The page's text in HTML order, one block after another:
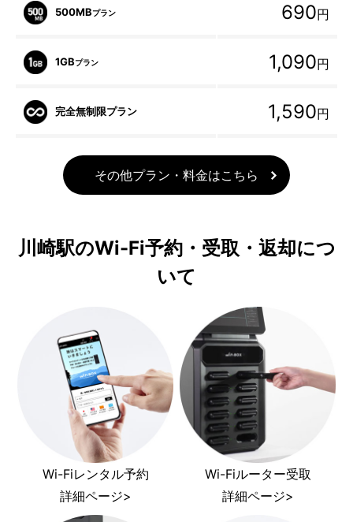
500MBプラン 690円
1GBプラン 1,090円
完全無制限プラン 1,590円
その他プラン・料金はこちら
川崎駅のWi-Fi予約・受取・返却につ
いて
Wi-Fiレンタル予約
詳細ページ>
Wi-Fiルーター受取
詳細ページ>